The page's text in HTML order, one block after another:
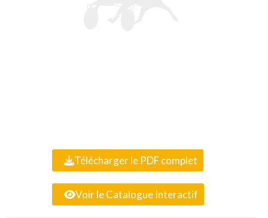
Télécharger le PDF complet
Voir le Catalogue Interactif